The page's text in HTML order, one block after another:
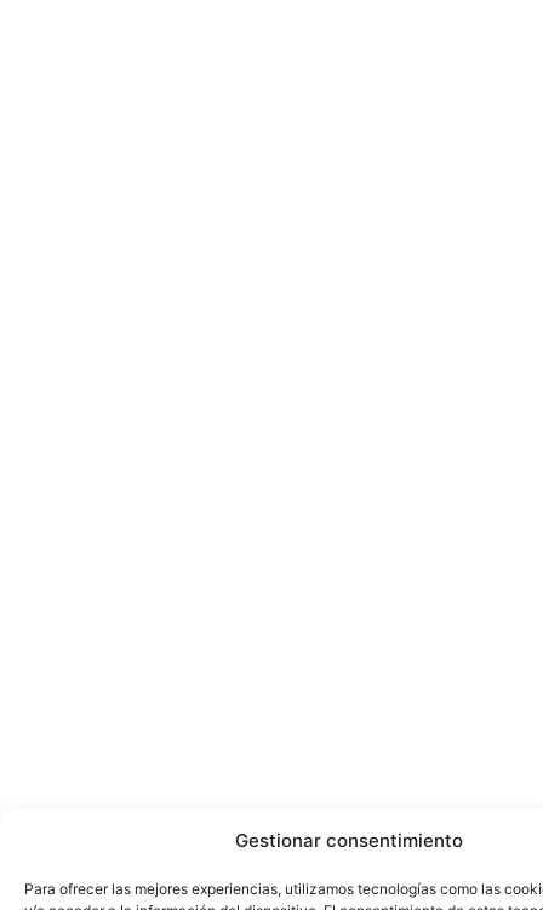
Gestionar consentimiento
Para ofrecer las mejores experiencias, utilizamos tecnologías como las